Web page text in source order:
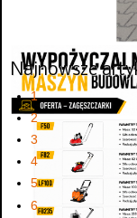
Najnowsze
1
2
3
4
5
6